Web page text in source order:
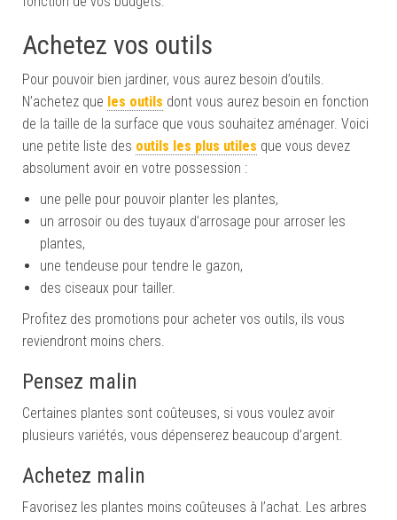
Achetez vos outils
Pour pouvoir bien jardiner, vous aurez besoin d’outils.
N’achetez que les outils dont vous aurez besoin en fonction
de la taille de la surface que vous souhaitez aménager. Voici
une petite liste des outils les plus utiles que vous devez
absolument avoir en votre possession :
une pelle pour pouvoir planter les plantes,
un arrosoir ou des tuyaux d’arrosage pour arroser les
plantes,
une tendeuse pour tendre le gazon,
des ciseaux pour tailler.
Profitez des promotions pour acheter vos outils, ils vous
reviendront moins chers.
Pensez malin
Certaines plantes sont coûteuses, si vous voulez avoir
plusieurs variétés, vous dépenserez beaucoup d’argent.
Achetez malin
Favorisez les plantes moins coûteuses à l’achat. Les arbres